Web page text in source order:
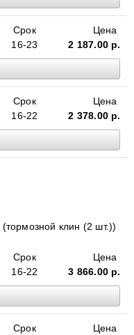
Срок
16-23
Цена
2 187.00 р.
Срок
16-22
Цена
2 378.00 р.
клин (2 шт.))
Срок
16-22
Цена
3 866.00 р.
Срок
Цена